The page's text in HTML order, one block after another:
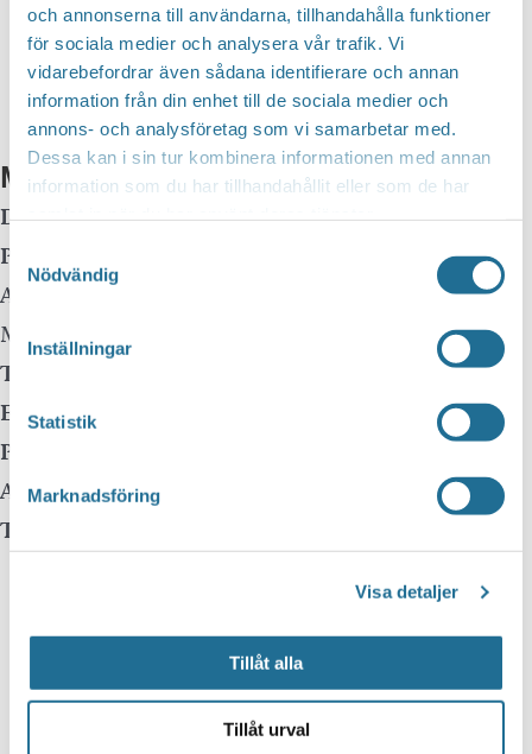
och annonserna till användarna, tillhandahålla funktioner
för sociala medier och analysera vår trafik. Vi
vidarebefordrar även sådana identifierare och annan
information från din enhet till de sociala medier och
annons- och analysföretag som vi samarbetar med.
Dessa kan i sin tur kombinera informationen med annan
information som du har tillhandahållit eller som de har
Samtyckesval
Nödvändig
Inställningar
Statistik
Marknadsföring
Visa detaljer
Tillåt alla
Tillåt urval
iCalendar
Outlook 365
Outlook Live
Mer info
Datum: 4 maj, 2024 kl 11:30-16:00
Plats:
Adress:
Repslagaregatan 3
Motala
Telefon:
E-mail:kulturskolan@motala.se
Pris:
Arrangör:Kulturskolan Motala
Telefonnummer arrangör: